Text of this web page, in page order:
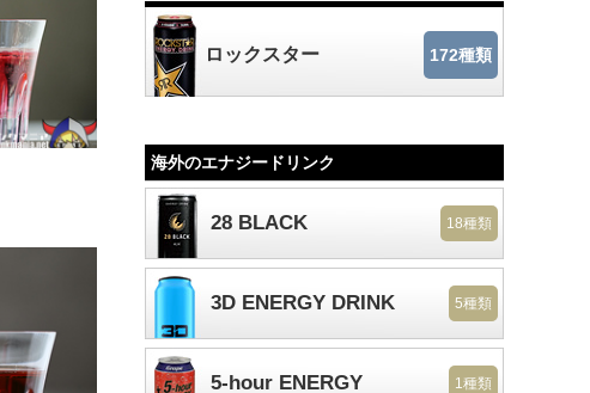
ロックスター 172種類
海外のエナジードリンク
28 BLACK 18種類
3D ENERGY DRINK 5種類
5-hour ENERGY 1種類